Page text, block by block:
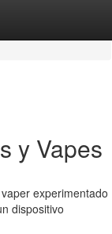
y Vapes
experimentado
dispositivo